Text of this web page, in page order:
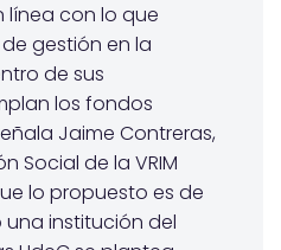
línea con lo que
gestión en la
de sus
los fondos
Jaime Contreras,
Social de la VRIM
lo propuesto es de
institución del